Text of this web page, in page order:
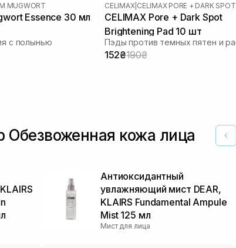
MUGWORT
Essence 30 мл
с полынью
CELIMAX CELIMAX PORE + DARK SPOT
CELIMAX Pore + Dark Spot
Brightening Pad 10 шт
152₴190₴
Обезвоженная кожа лица
Антиоксидантный
увлажняющий мист DEAR,
KLAIRS Fundamental Ampule
Mist 125 мл
Мист для лица